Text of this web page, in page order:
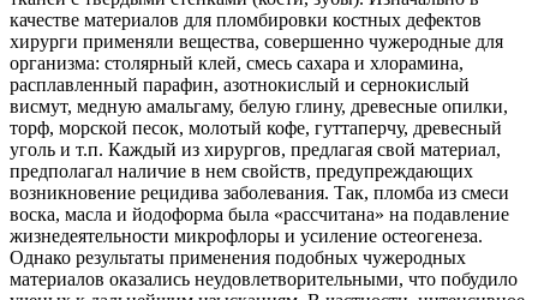
качестве материалов для пломбировки костных дефектов
хирурги применяли вещества, совершенно чужеродные для
организма: столярный клей, смесь сахара и хлорамина,
расплавленный парафин, азотнокислый и сернокислый
висмут, медную амальгаму, белую глину, древесные опилки,
торф, морской песок, молотый кофе, гуттаперчу, древесный
уголь и т.п. Каждый из хирургов, предлагая свой материал,
предполагал наличие в нем свойств, предупреждающих
возникновение рецидива заболевания. Так, пломба из смеси
воска, масла и йодоформа была «рассчитана» на подавление
жизнедеятельности микрофлоры и усиление остеогенеза.
Однако результаты применения подобных чужеродных
материалов оказались неудовлетворительными, что побудило